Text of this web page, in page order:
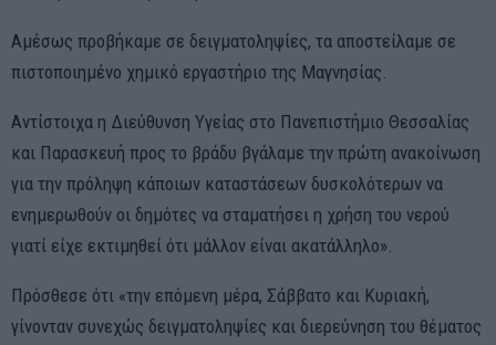
Αμέσως προβήκαμε σε δειγματοληψίες, τα αποστείλαμε σε
πιστοποιημένο χημικό εργαστήριο της Μαγνησίας.
Αντίστοιχα η Διεύθυνση Υγείας στο Πανεπιστήμιο Θεσσαλίας
και Παρασκευή προς το βράδυ βγάλαμε την πρώτη ανακοίνωση
για την πρόληψη κάποιων καταστάσεων δυσκολότερων να
ενημερωθούν οι δημότες να σταματήσει η χρήση του νερού
γιατί είχε εκτιμηθεί ότι μάλλον είναι ακατάλληλο».
Πρόσθεσε ότι «την επόμενη μέρα, Σάββατο και Κυριακή,
γίνονταν συνεχώς δειγματοληψίες και διερεύνηση του θέματος